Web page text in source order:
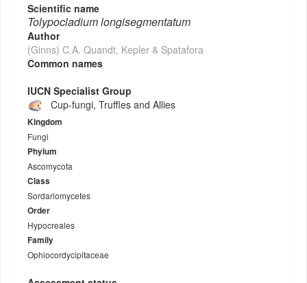
Scientific name
Tolypocladium longisegmentatum
Author
(Ginns) C.A. Quandt, Kepler & Spatafora
Common names
IUCN Specialist Group
Cup-fungi, Truffles and Allies
Kingdom
Fungi
Phylum
Ascomycota
Class
Sordariomycetes
Order
Hypocreales
Family
Ophiocordycipitaceae